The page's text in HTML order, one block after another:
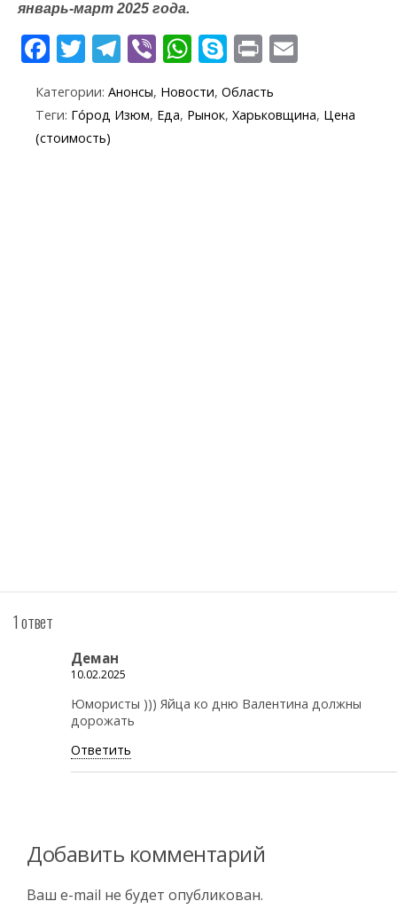
январь-март 2025 года.
F
e
b
T
itt
er
T
e
Vi
er
W
at
S
k
y
Pr
t ai
Категории: Анонсы, Новости, Область
Теги: Го́род Изюм, Еда, Рынок, Харьковщина, Цена
(стоимость)
1 ответ
Деман
10.02.2025
Юмористы ))) Яйца ко дню Валентина должны
дорожать
Ответить
Добавить комментарий
Ваш e-mail не будет опубликован.